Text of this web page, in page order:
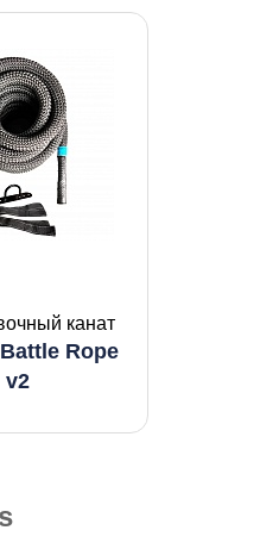
канат
Rope
v2